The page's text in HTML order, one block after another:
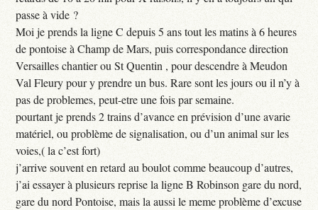
passe à vide ?
Moi je prends la ligne C depuis 5 ans tout les matins à 6 heures
de pontoise à Champ de Mars, puis correspondance direction
Versailles chantier ou St Quentin , pour descendre à Meudon
Val Fleury pour y prendre un bus. Rare sont les jours ou il n’y à
pas de problemes, peut-etre une fois par semaine.
pourtant je prends 2 trains d’avance en prévision d’une avarie
matériel, ou problème de signalisation, ou d’un animal sur les
voies,( la c’est fort)
j’arrive souvent en retard au boulot comme beaucoup d’autres,
j’ai essayer à plusieurs reprise la ligne B Robinson gare du nord,
gare du nord Pontoise, mais la aussi le meme problème d’excuse